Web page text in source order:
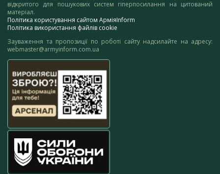
відкритого для пошукових систем гіперпосилання на цитований
матеріал.
Політика користування сайтом АрміяInform
Політика використання файлів cookie
Зауваження та пропозиції по роботі сайту надсилайте на адресу:
webmaster@armyinform.com.ua